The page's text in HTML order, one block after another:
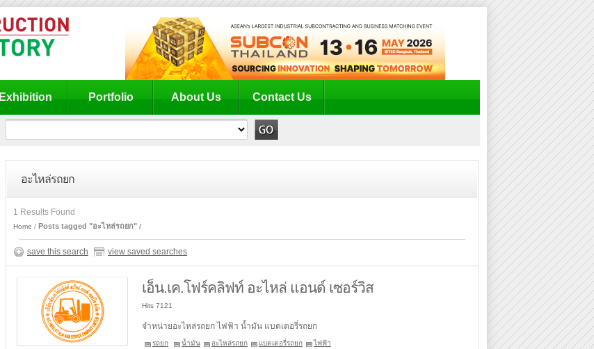
Exhibition Portfolio About Us Contact Us
อะไหล่รถยก
1 Results Found
Home Posts tagged "อะไหล่รถยก"
save this search view saved searches
เอ็น.เค.โฟร์คลิฟท์ อะไหล่ แอนด์ เซอร์วิส
Hits 7121
จำหน่ายอะไหล่รถยก ไฟฟ้า น้ำมัน แบตเตอรี่รถยก
รถยก น้ำมัน อะไหล่รถยก แบตเตอรี่รถยก ไฟฟ้า